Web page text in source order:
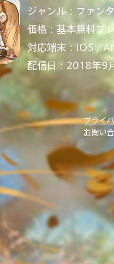
ジャンル：ファン
価格：基本無料プ
対応端末：iOS /
配信日：2018年9
プライ
お問い